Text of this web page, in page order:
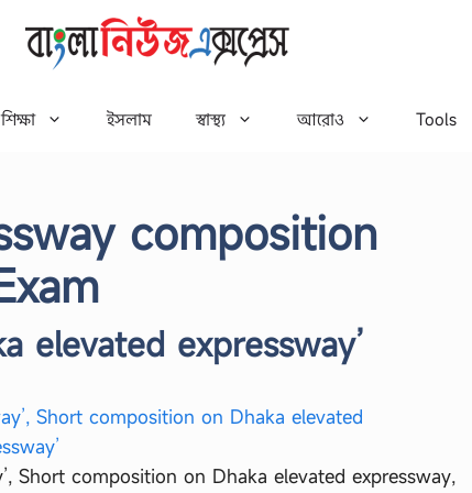
শিক্ষা ইসলাম স্বাস্থ্য আরোও Tools
composition
elevated expressway’
Short composition on Dhaka elevated expressway,